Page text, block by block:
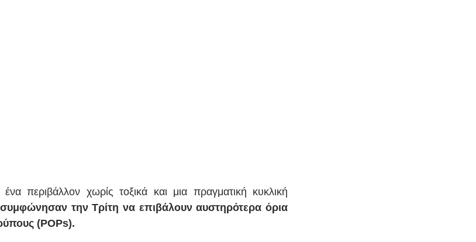
περιβάλλον χωρίς τοξικά και μια πραγματική κυκλική
την Τρίτη να επιβάλουν αυστηρότερα όρια
(POPs).